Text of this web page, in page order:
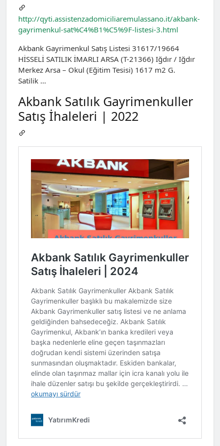
http://qyti.assistenzadomiciliaremulassano.it/akbank-
gayrimenkul-sat%C4%B1%C5%9F-listesi-3.html
Akbank Gayrimenkul Satış Listesi 31617/19664
HİSSELİ SATILIK İMARLI ARSA (T-21366) Iğdır / Iğdır
Merkez Arsa – Okul (Eğitim Tesisi) 1617 m2 G.
Satilik …
Akbank Satılık Gayrimenkuller
Satış İhaleleri | 2022